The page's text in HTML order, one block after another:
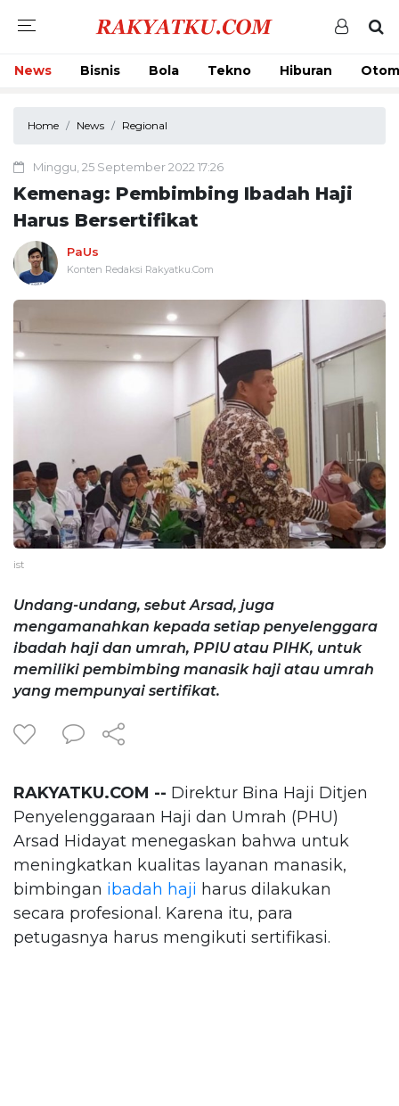
News Bisnis Bola Tekno Hiburan
Home News Regional
Minggu, 25 September 2022 17:26
Kemenag: Pembimbing Ibadah Haji
Harus Bersertifikat
PaUs
Konten Redaksi Rakyatku.Com
ist
Undang-undang, sebut Arsad, juga
mengamanahkan kepada setiap penyelenggara
ibadah haji dan umrah, PPIU atau PIHK, untuk
memiliki pembimbing manasik haji atau umrah
yang mempunyai sertifikat.
RAKYATKU.COM -- Direktur Bina Haji Ditjen
Penyelenggaraan Haji dan Umrah (PHU)
Arsad Hidayat menegaskan bahwa untuk
meningkatkan kualitas layanan manasik,
bimbingan ibadah haji harus dilakukan
secara profesional. Karena itu, para
petugasnya harus mengikuti sertifikasi.